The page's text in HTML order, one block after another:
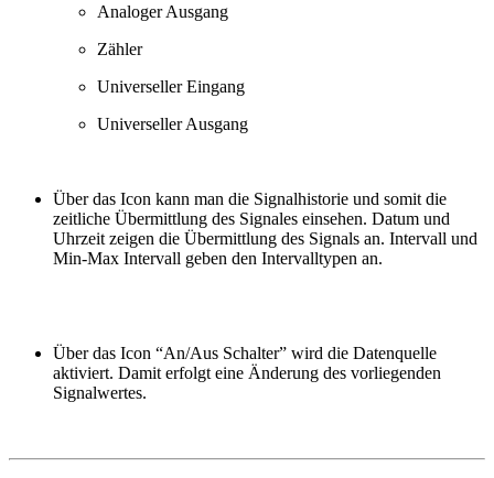
Analoger Ausgang
Zähler
Universeller Eingang
Universeller Ausgang
Über das Icon kann man die Signalhistorie und somit die
zeitliche Übermittlung des Signales einsehen. Datum und
Uhrzeit zeigen die Übermittlung des Signals an. Intervall und
Min-Max Intervall geben den Intervalltypen an.
Über das Icon “An/Aus Schalter” wird die Datenquelle
aktiviert. Damit erfolgt eine Änderung des vorliegenden
Signalwertes.